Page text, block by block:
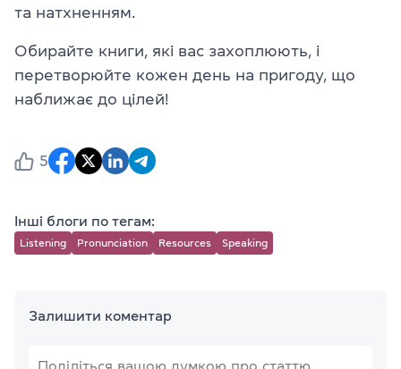
та натхненням.
Обирайте книги, які вас захоплюють, і
перетворюйте кожен день на пригоду, що
наближає до цілей!
5
Інші блоги по тегам:
Listening Pronunciation Resources Speaking
Залишити коментар